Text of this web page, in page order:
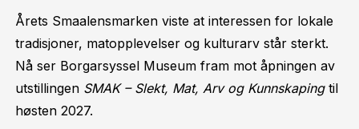
Årets Smaalensmarken viste at interessen for lokale
tradisjoner, matopplevelser og kulturarv står sterkt.
Nå ser Borgarsyssel Museum fram mot åpningen av
utstillingen SMAK – Slekt, Mat, Arv og Kunnskapingtil
høsten 2027.